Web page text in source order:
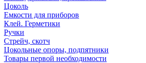
Цоколь
Емкости для приборов
Клей. Герметики
Ручки
Стрейч, скотч
Цокольные опоры, подпятники
Товары первой необходимости